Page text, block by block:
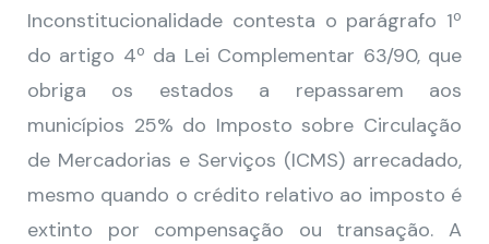
Inconstitucionalidade contesta o parágrafo 1º
do artigo 4º da Lei Complementar 63/90, que
obriga os estados a repassarem aos
municípios 25% do Imposto sobre Circulação
de Mercadorias e Serviços (ICMS) arrecadado,
mesmo quando o crédito relativo ao imposto é
extinto por compensação ou transação. A